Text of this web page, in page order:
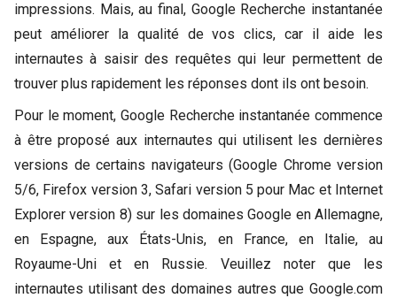
impressions. Mais, au final, Google Recherche instantanée
peut améliorer la qualité de vos clics, car il aide les
internautes à saisir des requêtes qui leur permettent de
trouver plus rapidement les réponses dont ils ont besoin.
Pour le moment, Google Recherche instantanée commence
à être proposé aux internautes qui utilisent les dernières
versions de certains navigateurs (Google Chrome version
5/6, Firefox version 3, Safari version 5 pour Mac et Internet
Explorer version 8) sur les domaines Google en Allemagne,
en Espagne, aux États-Unis, en France, en Italie, au
Royaume-Uni et en Russie. Veuillez noter que les
internautes utilisant des domaines autres que Google.com